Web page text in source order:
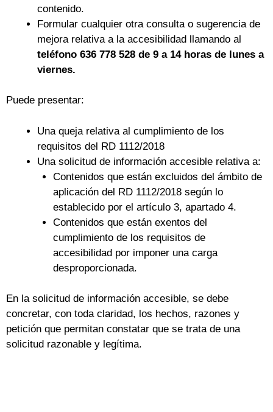
contenido.
Formular cualquier otra consulta o sugerencia de
mejora relativa a la accesibilidad llamando al
teléfono 636 778 528 de 9 a 14 horas de lunes a
viernes.
Puede presentar:
Una queja relativa al cumplimiento de los
requisitos del RD 1112/2018
Una solicitud de información accesible relativa a:
Contenidos que están excluidos del ámbito de
aplicación del RD 1112/2018 según lo
establecido por el artículo 3, apartado 4.
Contenidos que están exentos del
cumplimiento de los requisitos de
accesibilidad por imponer una carga
desproporcionada.
En la solicitud de información accesible, se debe
concretar, con toda claridad, los hechos, razones y
petición que permitan constatar que se trata de una
solicitud razonable y legítima.